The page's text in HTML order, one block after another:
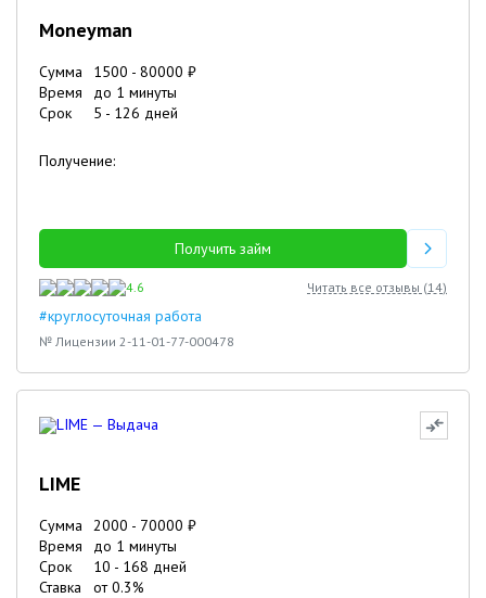
Moneyman
Сумма 1500 - 80000 ₽
Время
до 1 минуты
Срок
5 - 126 дней
Получение:
Получить займ
4.6 Читать все отзывы (14)
#круглосуточная работа
№ Лицензии 2-11-01-77-000478
LIME
Сумма 2000 - 70000 ₽
Время
до 1 минуты
Срок
10 - 168 дней
Ставка
от0.3%